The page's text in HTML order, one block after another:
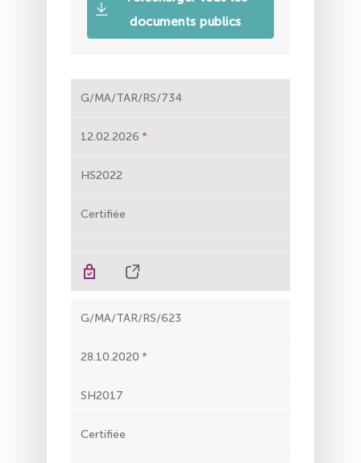
documents publics
G/MA/TAR/RS/734
12.02.2026
HS2022
Certifiée
G/MA/TAR/RS/623
28.10.2020
SH2017
Certifiée